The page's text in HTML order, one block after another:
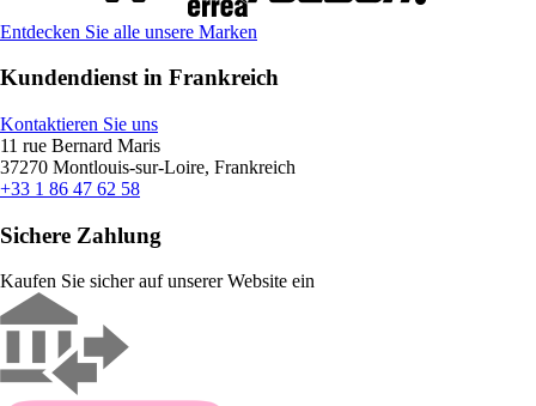
Entdecken Sie alle unsere Marken
Kundendienst in Frankreich
Kontaktieren Sie uns
11 rue Bernard Maris
37270 Montlouis-sur-Loire, Frankreich
+33 1 86 47 62 58
Sichere Zahlung
Kaufen Sie sicher auf unserer Website ein